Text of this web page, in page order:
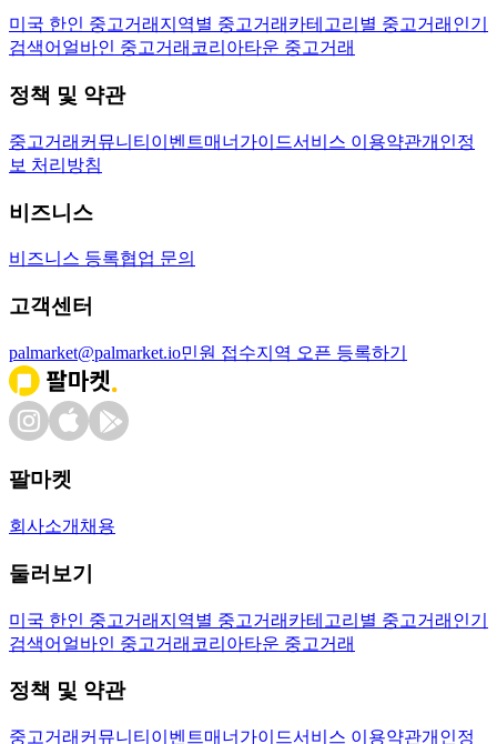
미국 한인 중고거래 지역별 중고거래 카테고리별 중고거래 인기
검색어 얼바인 중고거래 코리아타운 중고거래
정책 및 약관
중고거래 커뮤니티 이벤트매너가이드서비스 이용약관개인정
보 처리방침
비즈니스
비즈니스 등록협업 문의
고객센터
palmarket@palmarket.io민원 접수지역 오픈 등록하기
팔마켓
회사소개 채용
둘러보기
미국 한인 중고거래 지역별 중고거래 카테고리별 중고거래 인기
검색어 얼바인 중고거래 코리아타운 중고거래
정책 및 약관
중고거래 커뮤니티 이벤트매너가이드서비스 이용약관개인정